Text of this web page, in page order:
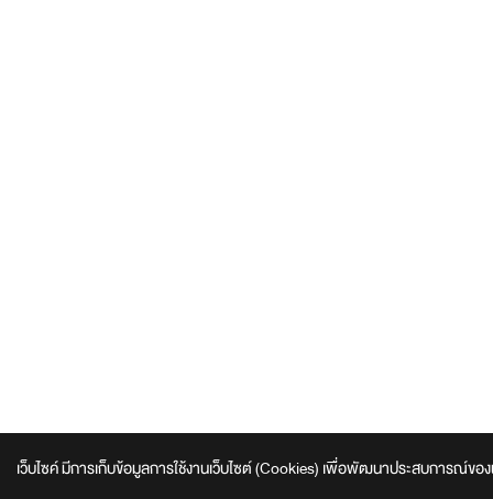
เว็บไซค์ มีการเก็บข้อมูลการใช้งานเว็บไซต์ (Cookies) เพื่อพัฒนาประสบการณ์ข